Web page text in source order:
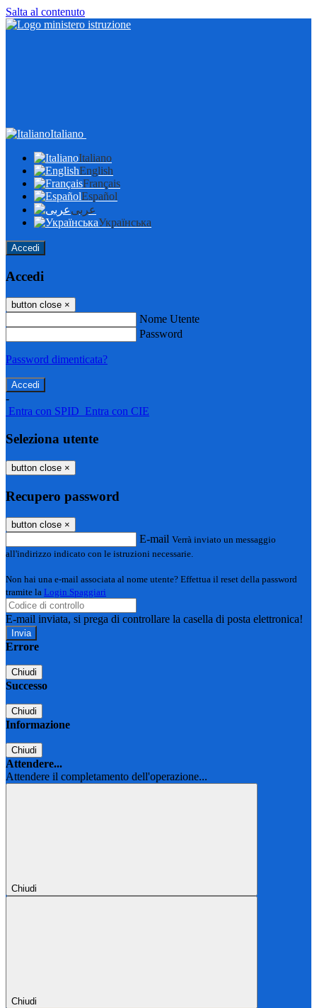
Salta al contenuto
Italiano
Italiano
English
Français
Español
عربى
Українська
Accedi
Accedi
button close ×
Nome Utente
Password
Password dimenticata?
-
Entra con SPID Entra con CIE
Seleziona utente
button close ×
Recupero password
button close ×
E-mail Verrà inviato un messaggio
all'indirizzo indicato con le istruzioni necessarie.
Non hai una e-mail associata al nome utente? Effettua il reset della password
tramite la Login Spaggiari
E-mail inviata, si prega di controllare la casella di posta elettronica!
Errore
Chiudi
Successo
Chiudi
Informazione
Chiudi
Attendere...
Attendere il completamento dell'operazione...
Chiudi
Chiudi